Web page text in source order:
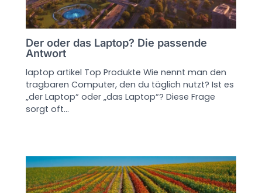
Der oder das Laptop? Die passende
Antwort
laptop artikel Top Produkte Wie nennt man den
tragbaren Computer, den du täglich nutzt? Ist es
„der Laptop“ oder „das Laptop“? Diese Frage
sorgt oft…